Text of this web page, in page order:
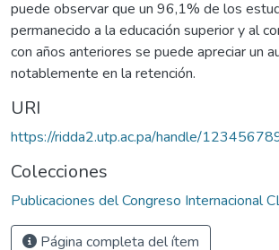
puede observar que un 96,1% de los
permanecido a la educación superior y al
con años anteriores se puede apreciar un
notablemente en la retención.
URI
https://ridda2.utp.ac.pa/handle/
Colecciones
Publicaciones del Congreso Internacional
Página completa del ítem